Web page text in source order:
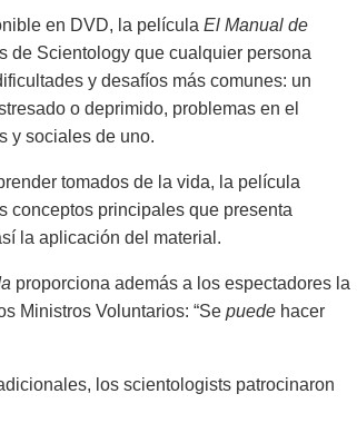
en DVD, la película El Manual de
de Scientology que cualquier persona
y desafíos más comunes: un
o deprimido, problemas en el
y sociales de uno.
tomados de la vida, la película
conceptos principales que presenta
la aplicación del material.
proporciona además a los espectadores la
Ministros Voluntarios: “Se puede hacer
los scientologists patrocinaron